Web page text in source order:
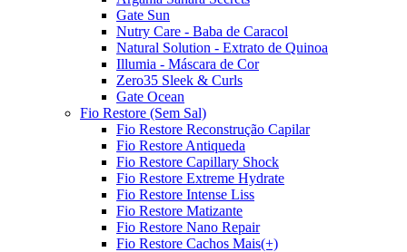
Gate Sun
Nutry Care - Baba de Caracol
Natural Solution - Extrato de Quinoa
Illumia - Máscara de Cor
Zero35 Sleek & Curls
Gate Ocean
Fio Restore (Sem Sal)
Fio Restore Reconstrução Capilar
Fio Restore Antiqueda
Fio Restore Capillary Shock
Fio Restore Extreme Hydrate
Fio Restore Intense Liss
Fio Restore Matizante
Fio Restore Nano Repair
Fio Restore Cachos Mais(+)